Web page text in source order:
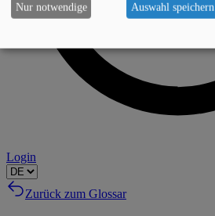
Login
Zurück zum Glossar
Nur notwendige Auswahl speichern